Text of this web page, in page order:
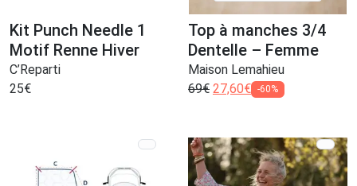
Kit Punch Needle 1
Motif Renne Hiver
C’Reparti
25€
Top à manches 3/4
Dentelle – Femme
Maison Lemahieu
69€ 27,60€ -60%